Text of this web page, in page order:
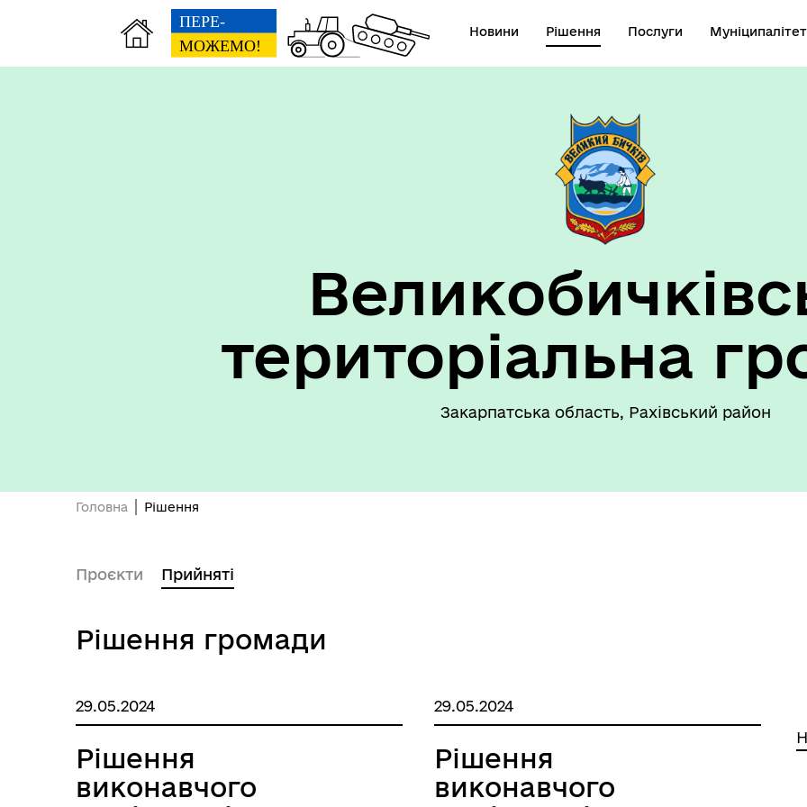
Новини Рішення Послуги Муніципалітет
Герої не вмирають
установ Великобичківської ТГ
територіальна
Закарпатська область, Рахівський район
Головна Рішення
Проєкти Прийняті
Рішення громади
29.05.2024
Рішення
виконавчого
29.05.2024
Рішення
виконавчого